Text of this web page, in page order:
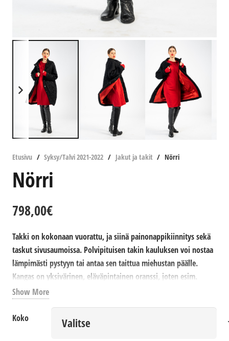
Etusivu / Syksy/Talvi 2021-2022 / Jakut ja takit / Nörri
Nörri
798,00€
Takki on kokonaan vuorattu, ja siinä painonappikiinnitys sekä
taskut sivusaumoissa. Polvipituisen takin kauluksen voi nostaa
lämpimästi pystyyn tai antaa sen taittua miehustan päälle.
Kangas on yksivärinen, eläväpintainen oranssi, joten esim.
värikkäät huivit tai hansikkaat on helppo yhdistää tämän
Materiaali: ”Laava”, 65% villaviskoosi, 35% villamohair
Show More
Koko